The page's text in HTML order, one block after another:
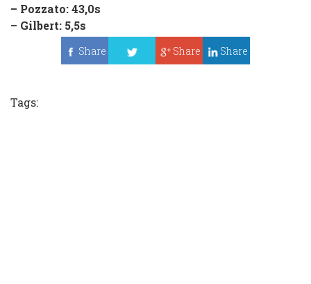
– Pozzato: 43,0s
– Gilbert: 5,5s
Share
Share Share
Tags: